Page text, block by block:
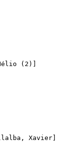
(2)]
Xavier]